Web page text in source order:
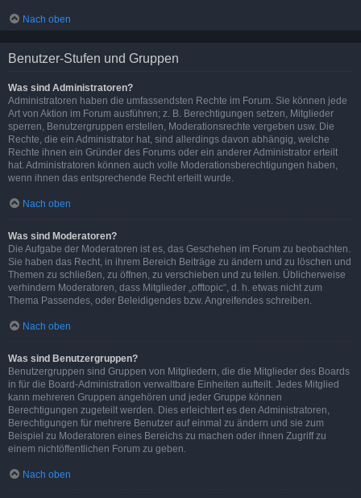
Nach oben
Benutzer-Stufen und Gruppen
Was sind Administratoren?
Administratoren haben die umfassendsten Rechte im Forum. Sie können jede
Art von Aktion im Forum ausführen; z. B. Berechtigungen setzen, Mitglieder
sperren, Benutzergruppen erstellen, Moderationsrechte vergeben usw. Die
Rechte, die ein Administrator hat, sind allerdings davon abhängig, welche
Rechte ihnen ein Gründer des Forums oder ein anderer Administrator erteilt
hat. Administratoren können auch volle Moderationsberechtigungen haben,
wenn ihnen das entsprechende Recht erteilt wurde.
Nach oben
Was sind Moderatoren?
Die Aufgabe der Moderatoren ist es, das Geschehen im Forum zu beobachten.
Sie haben das Recht, in ihrem Bereich Beiträge zu ändern und zu löschen und
Themen zu schließen, zu öffnen, zu verschieben und zu teilen. Üblicherweise
verhindern Moderatoren, dass Mitglieder „offtopic“, d. h. etwas nicht zum
Thema Passendes, oder Beleidigendes bzw. Angreifendes schreiben.
Nach oben
Was sind Benutzergruppen?
Benutzergruppen sind Gruppen von Mitgliedern, die die Mitglieder des Boards
in für die Board-Administration verwaltbare Einheiten aufteilt. Jedes Mitglied
kann mehreren Gruppen angehören und jeder Gruppe können
Berechtigungen zugeteilt werden. Dies erleichtert es den Administratoren,
Berechtigungen für mehrere Benutzer auf einmal zu ändern und sie zum
Beispiel zu Moderatoren eines Bereichs zu machen oder ihnen Zugriff zu
einem nichtöffentlichen Forum zu geben.
Nach oben